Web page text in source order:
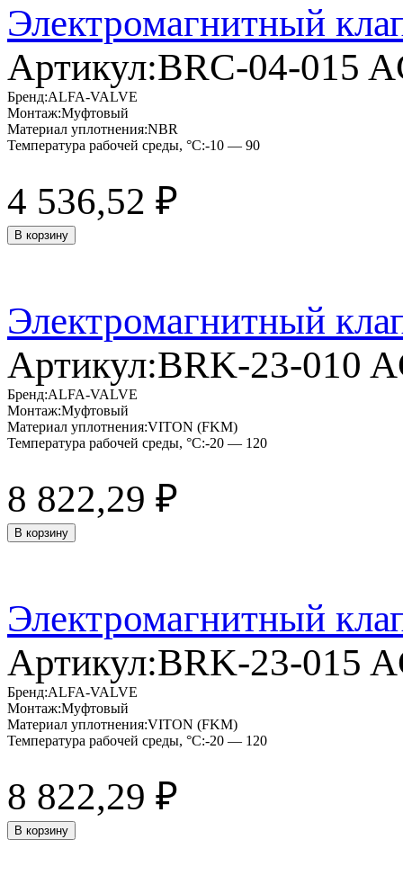
Электромагнитный
Артикул:BRC-04-015
Бренд:ALFA-VALVE
Монтаж:Муфтовый
Материал уплотнения:NBR
Температура рабочей среды, °C:-10 — 90
4 536,52 ₽
В корзину
Электромагнитный
Артикул:BRK-23-010
Бренд:ALFA-VALVE
Монтаж:Муфтовый
Материал уплотнения:VITON (FKM)
Температура рабочей среды, °C:-20 — 120
8 822,29 ₽
В корзину
Электромагнитный
Артикул:BRK-23-015
Бренд:ALFA-VALVE
Монтаж:Муфтовый
Материал уплотнения:VITON (FKM)
Температура рабочей среды, °C:-20 — 120
8 822,29 ₽
В корзину